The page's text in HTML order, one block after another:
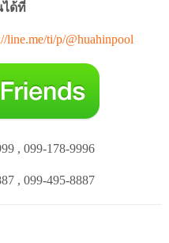
ได้ที่
line.me/ti/p/@huahinpool
, 099-178-9996
, 099-495-8887